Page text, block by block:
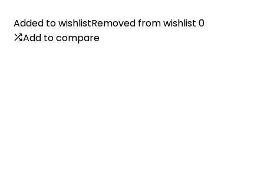
Added to wishlistRemoved from wishlist 0
Add to compare
Added to wishlistRemoved from wishlist 0
Add to compare